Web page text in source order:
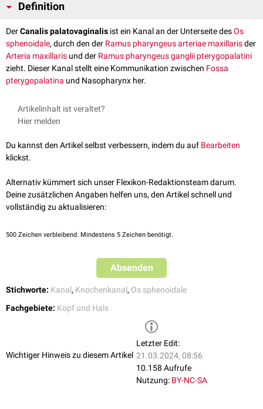
Definition
DerCanalis palatovaginalis ist ein Kanal an der Unterseite desOs
sphenoidale, durch den der Ramus pharyngeus arteriae maxillarisder
Arteria maxillaris und der Ramus pharyngeus ganglii pterygopalatini
zieht. Dieser Kanal stellt eine Kommunikation zwischen Fossa
pterygopalatina und Nasopharynx her.
Artikelinhalt ist veraltet?
Hier melden
Du kannst den Artikel selbst verbessern, indem du auf Bearbeiten
klickst.
Alternativ kümmert sich unser Flexikon-Redaktionsteam darum.
Deine zusätzlichen Angaben helfen uns, den Artikel schnell und
vollständig zu aktualisieren:
500 Zeichen verbleibend. Mindestens 5 Zeichen benötigt.
Absenden
Stichworte: Kanal, Knochenkanal, Os sphenoidale
Fachgebiete: Kopf und Hals
Wichtiger Hinweis zu diesem Artikel
Letzter Edit:
21.03.2024, 08:56
10.158 Aufrufe
Nutzung: BY-NC-SA